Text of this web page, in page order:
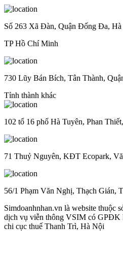
Số 263 Xã Đàn, Quận Đống Đa,
TP Hồ Chí Minh
730 Lũy Bán Bích, Tân Thành,
Tỉnh thành khác
102 tổ 16 phố Hà Tuyên, Phan
71 Thuỷ Nguyên, KĐT Ecopark,
56/1 Phạm Văn Nghị, Thạch Gián,
Simdoanhnhan.vn là website thuộc
dịch vụ viễn thông VSIM có GPĐK
chi cục thuế Thanh Trì, Hà Nội